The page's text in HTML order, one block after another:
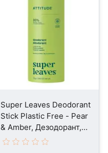
Super Leaves Deodorant
Stick Plastic Free - Pear
& Amber, Дезодорант,
75 г